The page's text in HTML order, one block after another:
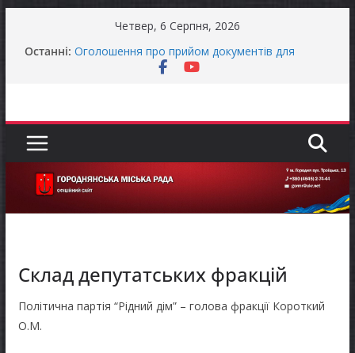
Четвер, 6 Серпня, 2026
Останні: Оголошення про прийом документів для
присудження Премії Кабінету Міністрів України
Продовжується реалізація програми «Діалог
Батьки майбутніх першокласників уже можуть
оформити «Пакунок школяра»
Останніми днями погода випробовує жителів
громади справжньою літньою спекою
Склад депутатських фракцій
Політична партія “Рідний дім” – голова фракції Короткий
О.М.